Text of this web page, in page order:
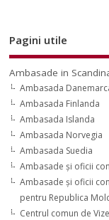
Pagini utile
Ambasade in
Ambasada
Ambasada Finlanda
Ambasada Islanda
Ambasada Norvegia
Ambasada Suedia
Ambasade şi oficii
Ambasade şi oficii
pentru Republica
Centrul comun de